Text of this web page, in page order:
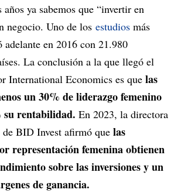
años ya sabemos que “invertir en
negocio. Uno de los estudios más
adelante en 2016 con 21.980
La conclusión a la que llegó el
International Economics es que las
un 30% de liderazgo femenino
su rentabilidad. En 2023, la directora
BID Invest afirmó que las
representación femenina obtienen
sobre las inversiones y un
de ganancia.